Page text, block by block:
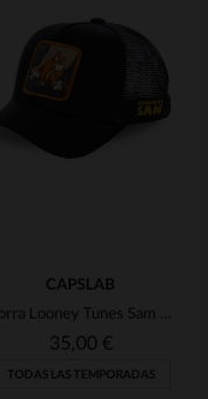
CAPSLAB
Gorra Looney Tunes Sam Bigotes
35,00 €
TODAS LAS TEMPORADAS